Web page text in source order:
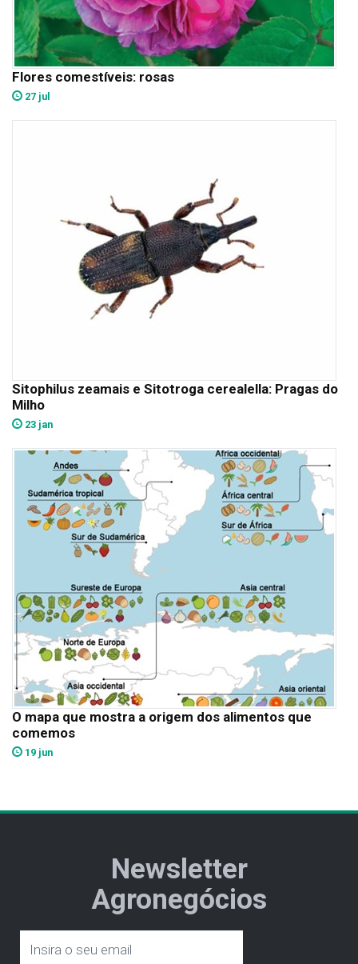
Flores comestíveis: rosas
27 jul
Sitophilus zeamais e Sitotroga cerealella: Pragas do
Milho
23 jan
O mapa que mostra a origem dos alimentos que
comemos
19 jun
Newsletter
Agronegócios